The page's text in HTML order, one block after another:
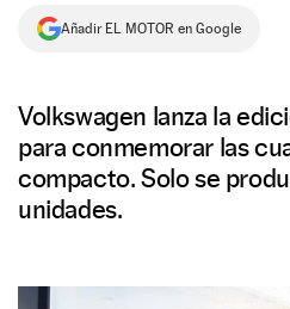
NEWSLETTER
SÍGUENOS
Añadir EL MOTOR en Google
Volkswagen lanza la
para conmemorar las
compacto. Solo se
unidades.